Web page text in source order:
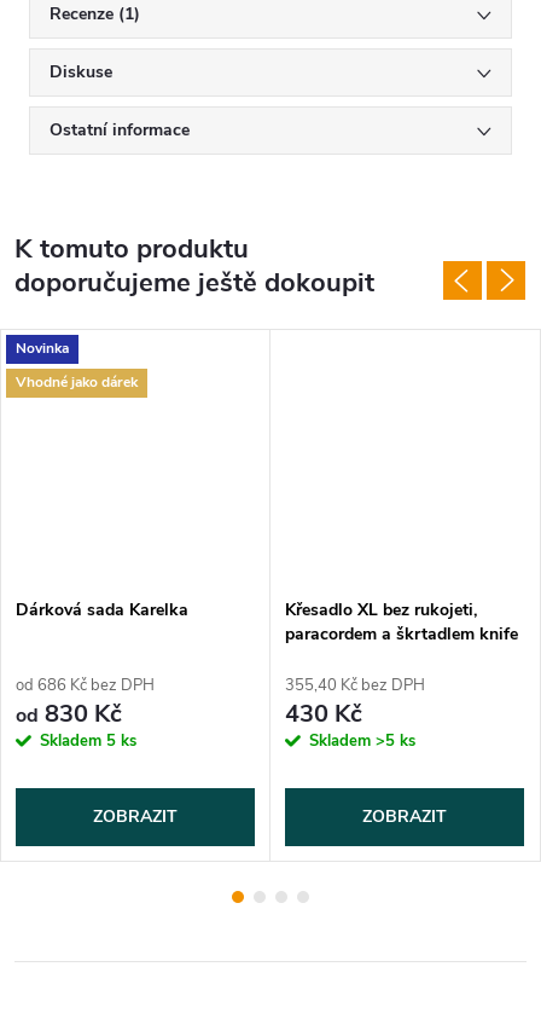
Recenze (1)
Diskuse
Ostatní informace
K tomuto produktu
doporučujeme ještě dokoupit
Novinka
Vhodné jako dárek
Dárková sada Karelka
od 686 Kč bez DPH
od 830 Kč
Skladem 5 ks
ZOBRAZIT
Křesadlo XL bez rukojeti,
paracordem a škrtadlem knife
355,40 Kč bez DPH
430 Kč
Skladem >5 ks
ZOBRAZIT